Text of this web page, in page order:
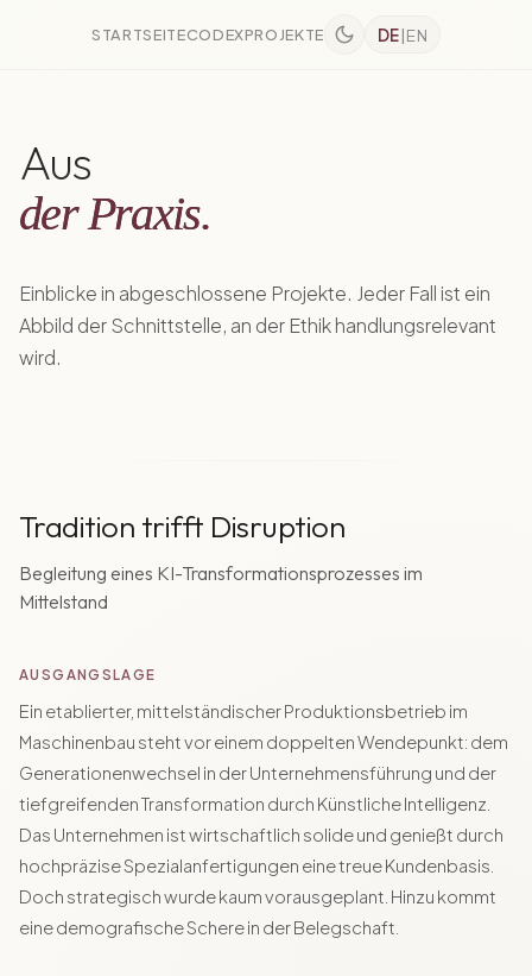
STARTSEITECODEXPROJEKTE DE|EN
Aus
der Praxis.
Einblicke in abgeschlossene Projekte. Jeder Fall ist ein
Abbild der Schnittstelle, an der Ethik handlungsrelevant
wird.
Tradition trifft Disruption
Begleitung eines KI-Transformationsprozesses im
Mittelstand
AUSGANGSLAGE
Ein etablierter, mittelständischer Produktionsbetrieb im
Maschinenbau steht vor einem doppelten Wendepunkt: dem
Generationenwechsel in der Unternehmensführung und der
tiefgreifenden Transformation durch Künstliche Intelligenz.
Das Unternehmen ist wirtschaftlich solide und genießt durch
hochpräzise Spezialanfertigungen eine treue Kundenbasis.
Doch strategisch wurde kaum vorausgeplant. Hinzu kommt
eine demografische Schere in der Belegschaft.